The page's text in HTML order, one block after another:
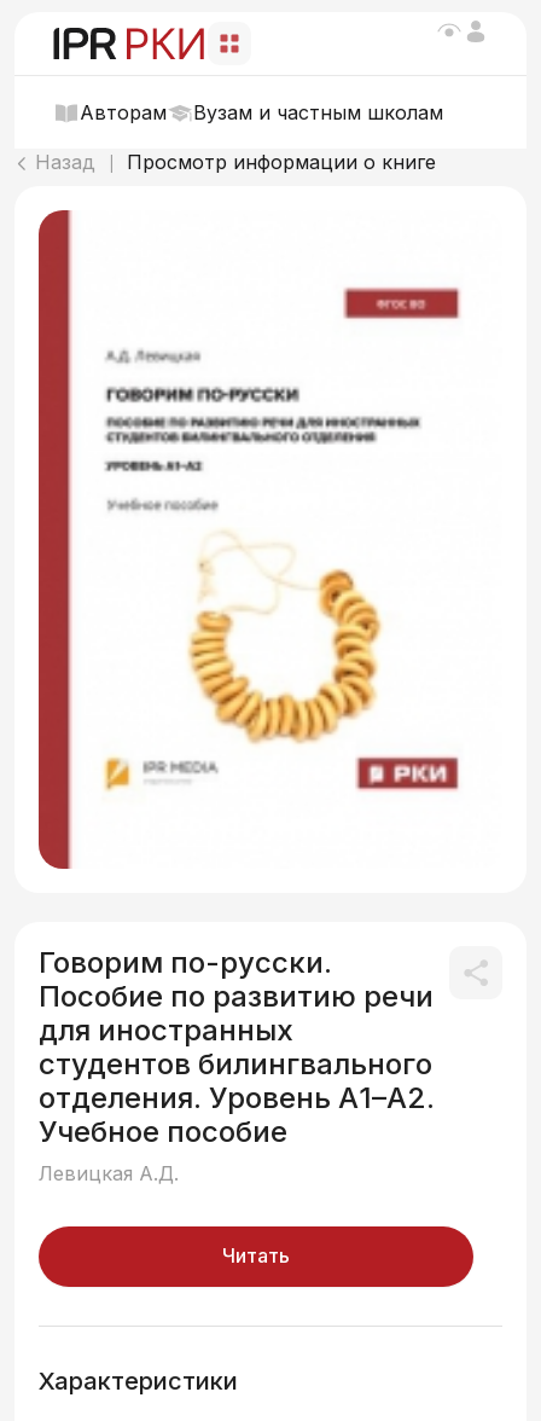
Авторам Вузам и частным школам
Назад Просмотр информации о книге
Говорим по-русски.
Пособие по развитию речи
для иностранных
студентов билингвального
отделения. Уровень А1–А2.
Учебное пособие
Левицкая А.Д.
Читать
Характеристики